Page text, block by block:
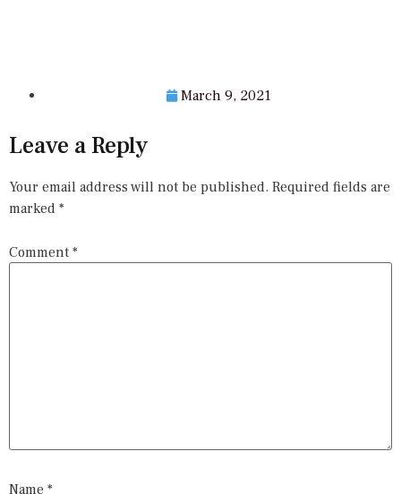
March 9, 2021
Leave a Reply
Your email address will not be published. Required fields are
marked *
Comment *
Name *